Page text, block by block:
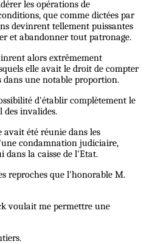
les opérations de
que comme dictées par
devinrent tellement puissantes
et abandonner tout patronage.
alors extrêmement
elle avait le droit de compter
une notable proportion.
d'établir complètement le
invalides.
avait été réunie dans les
condamnation judiciaire,
dans la caisse de l'Etat.
reproches que l'honorable M.
voulait me permettre une